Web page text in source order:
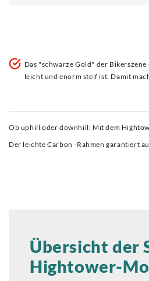
Das "schwarze Gold" der
leicht und enorm steif ist. Damit
Ob uphill oder downhill: Mit dem
Der leichte Carbon -Rahmen garantiert
Übersicht der
Hightower-